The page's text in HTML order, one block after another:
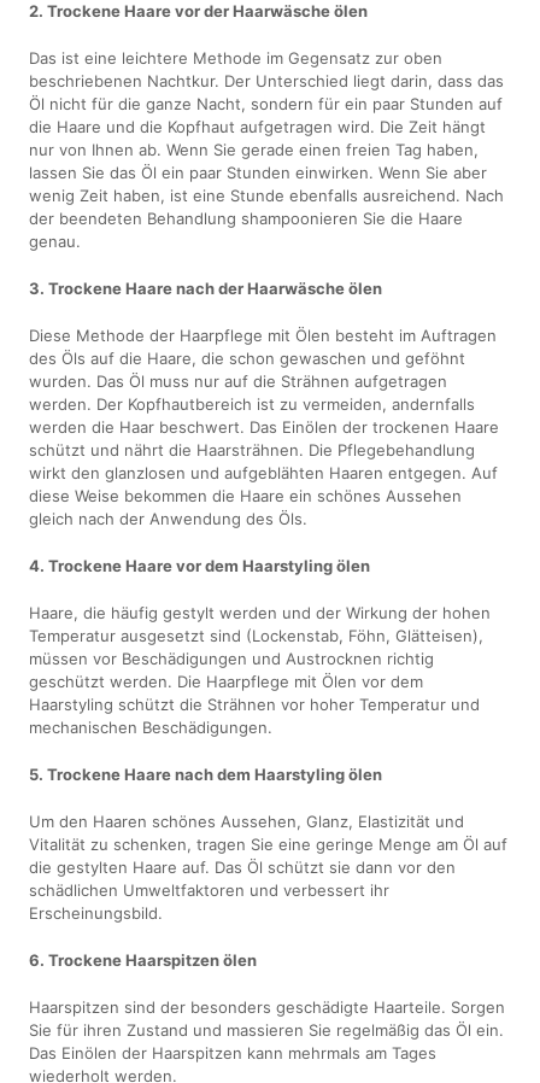
2. Trockene Haare vor der Haarwäsche ölen
Das ist eine leichtere Methode im Gegensatz zur oben
beschriebenen Nachtkur. Der Unterschied liegt darin, dass das
Öl nicht für die ganze Nacht, sondern für ein paar Stunden auf
die Haare und die Kopfhaut aufgetragen wird. Die Zeit hängt
nur von Ihnen ab. Wenn Sie gerade einen freien Tag haben,
lassen Sie das Öl ein paar Stunden einwirken. Wenn Sie aber
wenig Zeit haben, ist eine Stunde ebenfalls ausreichend. Nach
der beendeten Behandlung shampoonieren Sie die Haare
genau.
3. Trockene Haare nach der Haarwäsche ölen
Diese Methode der Haarpflege mit Ölen besteht im Auftragen
des Öls auf die Haare, die schon gewaschen und geföhnt
wurden. Das Öl muss nur auf die Strähnen aufgetragen
werden. Der Kopfhautbereich ist zu vermeiden, andernfalls
werden die Haar beschwert. Das Einölen der trockenen Haare
schützt und nährt die Haarsträhnen. Die Pflegebehandlung
wirkt den glanzlosen und aufgeblähten Haaren entgegen. Auf
diese Weise bekommen die Haare ein schönes Aussehen
gleich nach der Anwendung des Öls.
4. Trockene Haare vor dem Haarstyling ölen
Haare, die häufig gestylt werden und der Wirkung der hohen
Temperatur ausgesetzt sind (Lockenstab, Föhn, Glätteisen),
müssen vor Beschädigungen und Austrocknen richtig
geschützt werden. Die Haarpflege mit Ölen vor dem
Haarstyling schützt die Strähnen vor hoher Temperatur und
mechanischen Beschädigungen.
5. Trockene Haare nach dem Haarstyling ölen
Um den Haaren schönes Aussehen, Glanz, Elastizität und
Vitalität zu schenken, tragen Sie eine geringe Menge am Öl auf
die gestylten Haare auf. Das Öl schützt sie dann vor den
schädlichen Umweltfaktoren und verbessert ihr
Erscheinungsbild.
6. Trockene Haarspitzen ölen
Haarspitzen sind der besonders geschädigte Haarteile. Sorgen
Sie für ihren Zustand und massieren Sie regelmäßig das Öl ein.
Das Einölen der Haarspitzen kann mehrmals am Tages
wiederholt werden.